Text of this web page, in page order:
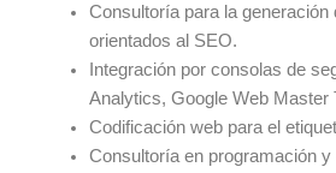
Consultoría para la generación
orientados al SEO.
Integración por consolas de
Analytics, Google Web Master
Codificación web para el
Consultoría en programación